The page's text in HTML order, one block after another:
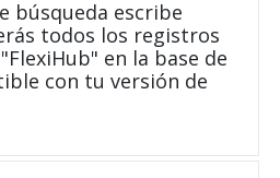
búsqueda escribe
todos los registros
en la base de
con tu versión de